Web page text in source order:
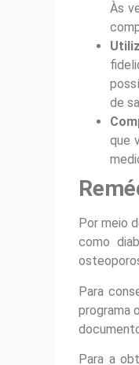
Às
de
que
Por meio
como
Para
programa
Para a